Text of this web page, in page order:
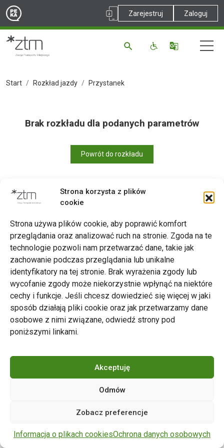
Strona korzysta z plików
cookie
Strona używa plików cookie, aby poprawić komfort
przeglądania oraz analizować ruch na stronie. Zgoda na te
technologie pozwoli nam przetwarzać dane, takie jak
zachowanie podczas przeglądania lub unikalne
identyfikatory na tej stronie. Brak wyrażenia zgody lub
wycofanie zgody może niekorzystnie wpłynąć na niektóre
cechy i funkcje. Jeśli chcesz dowiedzieć się więcej w jaki
sposób działają pliki cookie oraz jak przetwarzamy dane
osobowe z nimi związane, odwiedź strony pod
poniższymi linkami.
Akceptuję
Odmów
Zobacz preferencje
Informacja o plikach cookiesOchrona danych osobowych
Zarejestruj Zaloguj
Start Rozkład jazdy Przystanek
Brak rozkładu dla podanych parametrów
Powrót do rozkładu
Zarząd Transportu Miejskiego w Poznaniu
Napisz do nas
tel. 61 646 33 44
ul. Matejki 59, 60-770 Poznań
zastrzeżone.